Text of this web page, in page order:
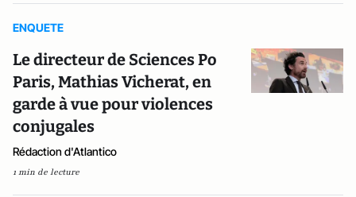
ENQUETE
Le directeur de Sciences Po
Paris, Mathias Vicherat, en
garde à vue pour violences
conjugales
Rédaction d'Atlantico
1 min de lecture